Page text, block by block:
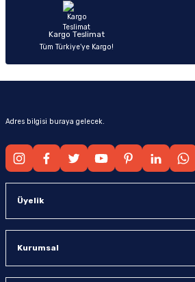
Kargo Teslimat
Tüm Türkiye’ye Kargo!
Adres bilgisi buraya gelecek.
Üyelik
Kurumsal